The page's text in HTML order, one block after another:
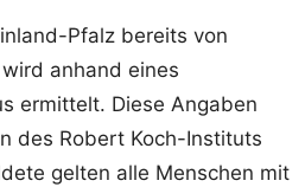
Pfalz bereits von
anhand eines
ermittelt. Diese Angaben
des Robert Koch-Instituts
gelten alle Menschen mit